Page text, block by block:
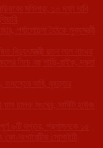
মহিলারা, ১০ দফা দাবি
পর্যালোচনা বৈঠকে মুখ্যমন্ত্রী
বিদ্যুৎমন্ত্রী রতন লাল নাথের
নিচে বহু গাড়ি-বাইক, দ্রুত
তদন্তের দাবি, বৃহত্তর
চালক সংঘের, সার্কিট হাউজ
৬টি দপ্তর, প্রশাসনকে ১৫
কো-অপারেটিভ সোসাইটি